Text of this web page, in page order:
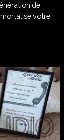
de
votre